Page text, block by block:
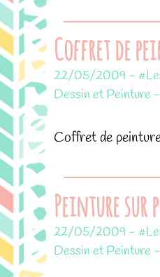
Coffret de
22/05/2009 -
Dessin et Peinture -
Coffret de
Peinture sur
22/05/2009 -
Dessin et Peinture -